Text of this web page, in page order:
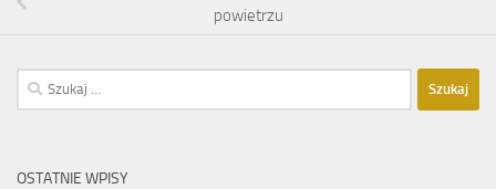
powietrzu
Szukaj:
OSTATNIE WPISY